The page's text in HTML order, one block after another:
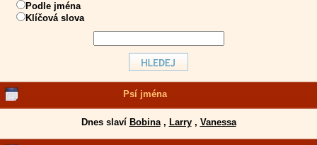
Podle jména
Klíčová slova
Psí jména
Dnes slaví Bobina, Larry, Vanessa